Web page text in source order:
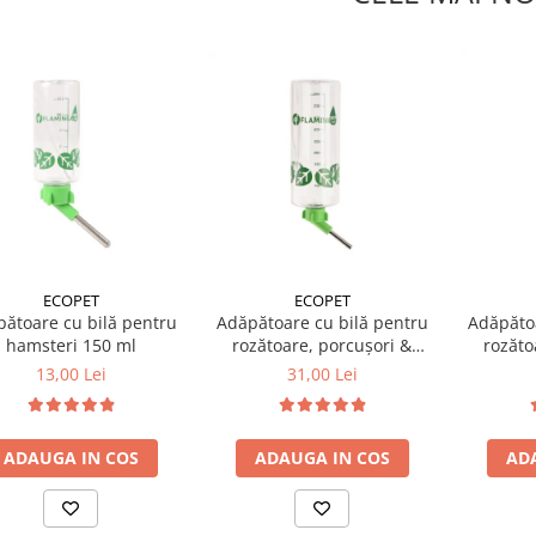
ECOPET
cu bilă pentru
hamsteri 150 ml
13,00 Lei
ADAUGA IN COS
ECOPET
Adăpătoare cu bilă pentru
rozătoare, porcușori &
iepuri 1 L
31,00 Lei
ADAUGA IN COS